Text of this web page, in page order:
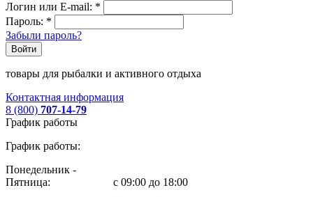
Логин или E-mail: *
Пароль: *
Забыли пароль?
Войти
товары для рыбалки и активного отдыха
Контактная информация
8 (800) 707-14-79
График работы
График работы:
Понедельник -
Пятница:
с 09:00 до 18:00